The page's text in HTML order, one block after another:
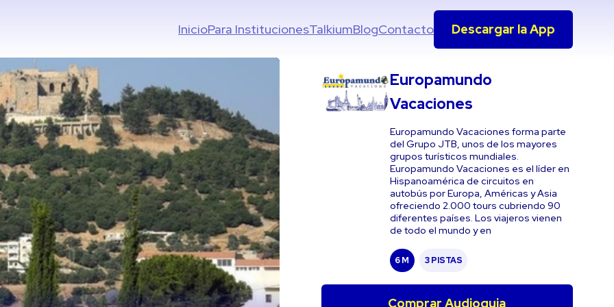
InicioPara InstitucionesTalkiumBlogContacto Descargar la App
Europamundo
Vacaciones
Europamundo Vacaciones forma parte
del Grupo JTB, unos de los mayores
grupos turísticos mundiales.
Europamundo Vacaciones es el líder en
Hispanoamérica de circuitos en
autobús por Europa, Américas y Asia
ofreciendo 2.000 tours cubriendo 90
diferentes países. Los viajeros vienen
de todo el mundo y en
6 M 3 PISTAS
Comprar Audioguia